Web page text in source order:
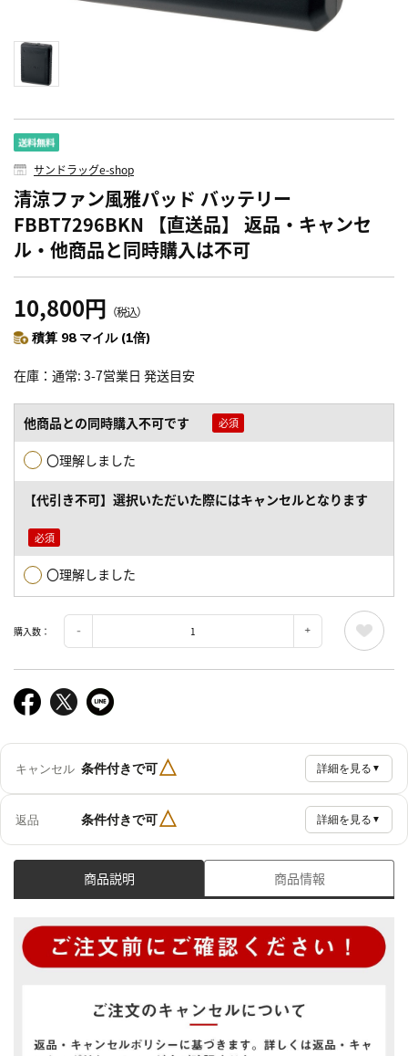
サンドラッグe-shop
清涼ファン風雅パッド バッテリー
FBBT7296BKN 【直送品】 返品・キャンセ
ル・他商品と同時購入は不可
10,800円 （税込）
積算 98 マイル (1倍)
在庫 通常: 3-7営業日 発送目安
他商品との同時購入不可です
〇理解しました
【代引き不可】選択いただいた際にはキャンセルとなります
〇理解しました
購入数：
キャンセル 条件付きで可△ 詳細を見る ▼
返品 条件付きで可△ 詳細を見る ▼
商品説明 商品情報